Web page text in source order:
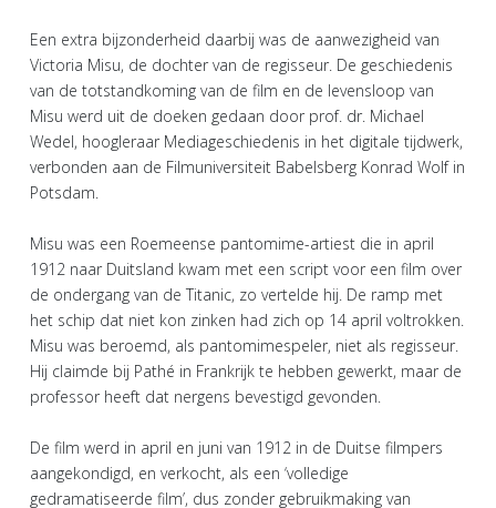
Een extra bijzonderheid daarbij was de aanwezigheid van
Victoria Misu, de dochter van de regisseur. De geschiedenis
van de totstandkoming van de film en de levensloop van
Misu werd uit de doeken gedaan door prof. dr. Michael
Wedel, hoogleraar Mediageschiedenis in het digitale tijdwerk,
verbonden aan de Filmuniversiteit Babelsberg Konrad Wolf in
Potsdam.
Misu was een Roemeense pantomime-artiest die in april
1912 naar Duitsland kwam met een script voor een film over
de ondergang van de Titanic, zo vertelde hij. De ramp met
het schip dat niet kon zinken had zich op 14 april voltrokken.
Misu was beroemd, als pantomimespeler, niet als regisseur.
Hij claimde bij Pathé in Frankrijk te hebben gewerkt, maar de
professor heeft dat nergens bevestigd gevonden.
De film werd in april en juni van 1912 in de Duitse filmpers
aangekondigd, en verkocht, als een ‘volledige
gedramatiseerde film’, dus zonder gebruikmaking van